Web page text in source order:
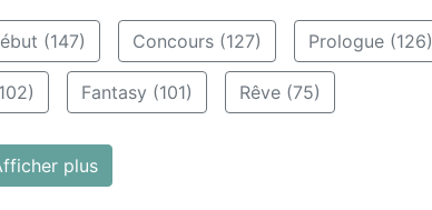
(147) Concours (127) Prologue (126)
Fantasy (101) Rêve (75)
plus